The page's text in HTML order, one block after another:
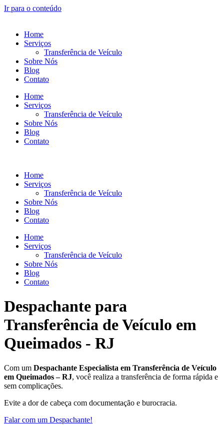
Ir para o conteúdo
Home
Serviços
Transferência de Veículo
Sobre Nós
Blog
Contato
Home
Serviços
Transferência de Veículo
Sobre Nós
Blog
Contato
Home
Serviços
Transferência de Veículo
Sobre Nós
Blog
Contato
Home
Serviços
Transferência de Veículo
Sobre Nós
Blog
Contato
Despachante para
Transferência de Veículo em
Queimados - RJ
Com um Despachante Especialista em Transferência de Veículo
em Queimados – RJ, você realiza a transferência de forma rápida e
sem complicações.
Evite a dor de cabeça com documentação e burocracia.
Falar com um Despachante!